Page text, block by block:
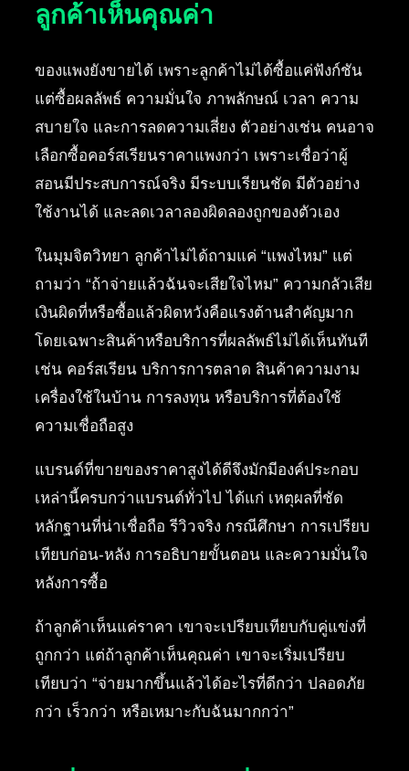
ลูกค้าเห็นคุณค่า
ของแพงยังขายได้ เพราะลูกค้าไม่ได้ซื้อแค่ฟังก์ชัน
แต่ซื้อผลลัพธ์ ความมั่นใจ ภาพลักษณ์ เวลา ความ
สบายใจ และการลดความเสี่ยง ตัวอย่างเช่น คนอาจ
เลือกซื้อคอร์สเรียนราคาแพงกว่า เพราะเชื่อว่าผู้
สอนมีประสบการณ์จริง มีระบบเรียนชัด มีตัวอย่าง
ใช้งานได้ และลดเวลาลองผิดลองถูกของตัวเอง
ในมุมจิตวิทยา ลูกค้าไม่ได้ถามแค่ “แพงไหม” แต่
ถามว่า “ถ้าจ่ายแล้วฉันจะเสียใจไหม” ความกลัวเสีย
เงินผิดที่หรือซื้อแล้วผิดหวังคือแรงต้านสำคัญมาก
โดยเฉพาะสินค้าหรือบริการที่ผลลัพธ์ไม่ได้เห็นทันที
เช่น คอร์สเรียน บริการการตลาด สินค้าความงาม
เครื่องใช้ในบ้าน การลงทุน หรือบริการที่ต้องใช้
ความเชื่อถือสูง
แบรนด์ที่ขายของราคาสูงได้ดีจึงมักมีองค์ประกอบ
เหล่านี้ครบกว่าแบรนด์ทั่วไป ได้แก่ เหตุผลที่ชัด
หลักฐานที่น่าเชื่อถือ รีวิวจริง กรณีศึกษา การเปรียบ
เทียบก่อน-หลัง การอธิบายขั้นตอน และความมั่นใจ
หลังการซื้อ
ถ้าลูกค้าเห็นแค่ราคา เขาจะเปรียบเทียบกับคู่แข่งที่
ถูกกว่า แต่ถ้าลูกค้าเห็นคุณค่า เขาจะเริ่มเปรียบ
เทียบว่า “จ่ายมากขึ้นแล้วได้อะไรที่ดีกว่า ปลอดภัย
กว่า เร็วกว่า หรือเหมาะกับฉันมากกว่า”